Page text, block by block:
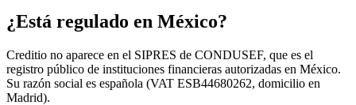
¿Está regulado en México?
Creditio no aparece en el SIPRES de CONDUSEF, que es el
registro público de instituciones financieras autorizadas en México.
Su razón social es española (VAT ESB44680262, domicilio en
Madrid).